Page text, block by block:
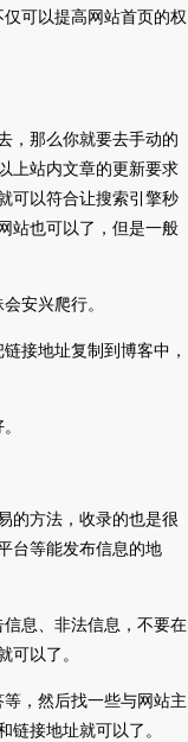
可以提高网站首页的权
那么你就要去手动的
上站内文章的更新要求
可以符合让搜索引擎秒
站也可以了，但是一般
安兴爬行。
接地址复制到博客中，
方法，收录的也是很
台等能发布信息的地
息、非法信息，不要在
可以了。
，然后找一些与网站主
接地址就可以了。